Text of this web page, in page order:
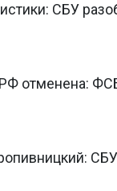
СБУ
отменена: